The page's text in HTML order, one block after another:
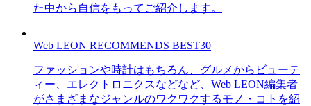
た中から自信をもってご紹介します。
Web LEON RECOMMENDS BEST30
ファッションや時計はもちろん、グルメからビューテ
ィー、エレクトロニクスなどなど、Web LEON編集者
がさまざまなジャンルのワクワクするモノ・コトを紹